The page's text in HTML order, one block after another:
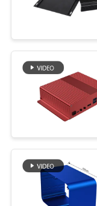
KONTROL
HUBUNGI
KAMI
PERMINTAAN
SHOPPING
Kotak